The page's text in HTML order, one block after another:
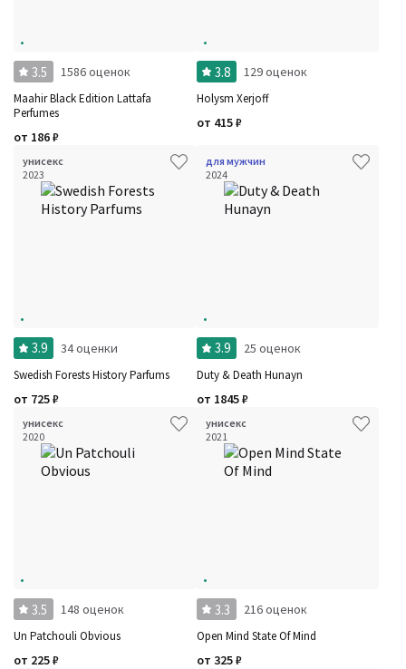
3.5 1586 оценок
Maahir Black Edition Lattafa
Perfumes
от 186₽
3.8 129 оценок
Holysm Xerjoff
от 415₽
унисекс
2023
3.9 34 оценки
Swedish Forests History Parfums
от 725₽
для мужчин
2024
3.9 25 оценок
Duty & Death Hunayn
от 1845₽
унисекс
2020
3.5 148 оценок
Un Patchouli Obvious
от 225₽
унисекс
2021
3.3 216 оценок
Open Mind State Of Mind
от 325₽